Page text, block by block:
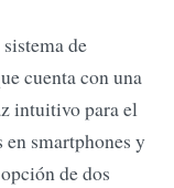
de
cuenta con una
intuitivo para el
smartphones y
de dos